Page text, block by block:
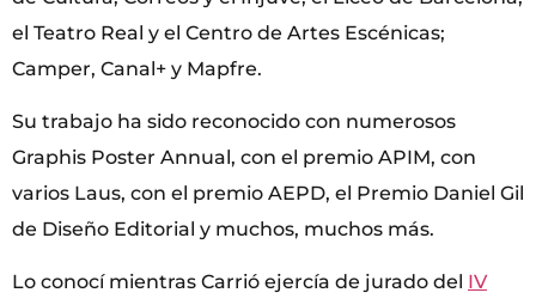
el Teatro Real y el Centro de Artes Escénicas;
Camper, Canal+ y Mapfre.
Su trabajo ha sido reconocido con numerosos
Graphis Poster Annual, con el premio APIM, con
varios Laus, con el premio AEPD, el Premio Daniel Gil
de Diseño Editorial y muchos, muchos más.
Lo conocí mientras Carrió ejercía de jurado del IV